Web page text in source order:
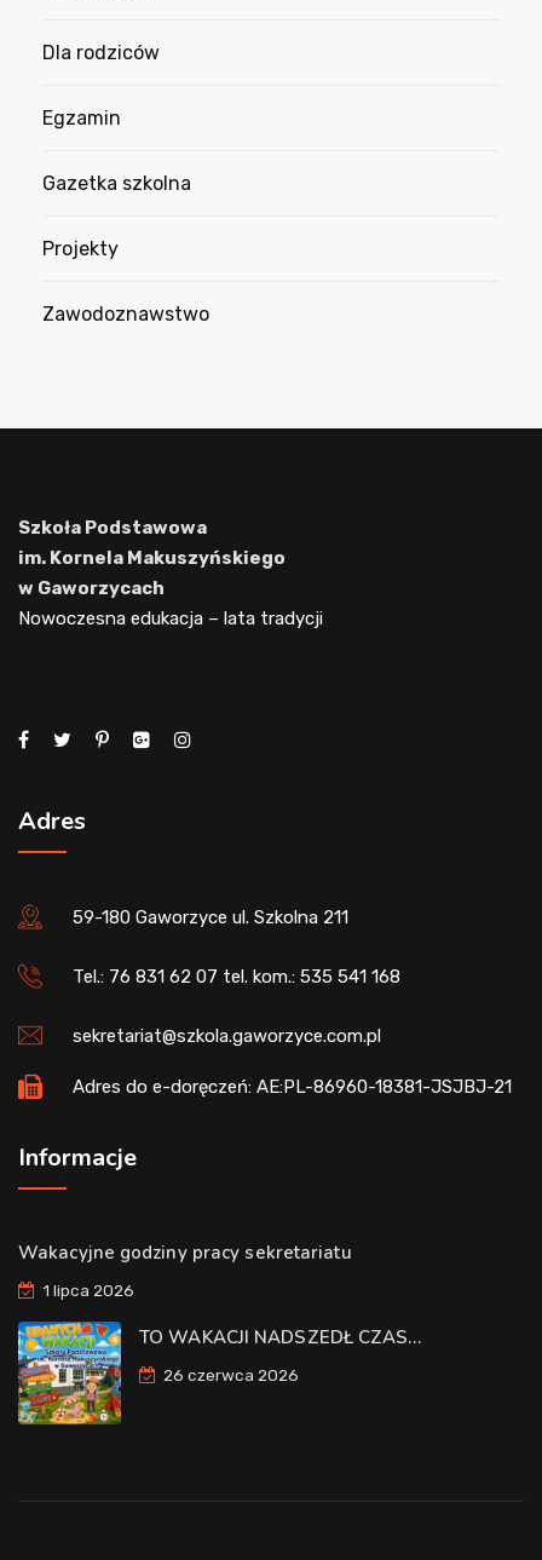
Dla rodziców
Egzamin
Gazetka szkolna
Projekty
Zawodoznawstwo
Szkoła Podstawowa
im. Kornela Makuszyńskiego
w Gaworzycach
Nowoczesna edukacja – lata tradycji
Adres
59-180 Gaworzyce ul. Szkolna 211
Tel.: 76 831 62 07 tel. kom.: 535 541 168
sekretariat@szkola.gaworzyce.com.pl
Adres do e-doręczeń: AE:PL-86960-18381-JSJBJ-21
Informacje
Wakacyjne godziny pracy sekretariatu
1 lipca 2026
TO WAKACJI NADSZEDŁ CZAS…
26 czerwca 2026